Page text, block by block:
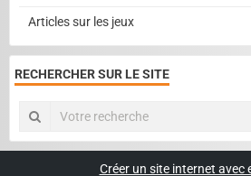
Articles sur les jeux
RECHERCHER SUR LE SITE
Créer un site internet avec